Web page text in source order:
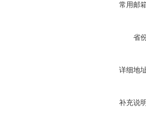
常用邮
省
详细地
补充说